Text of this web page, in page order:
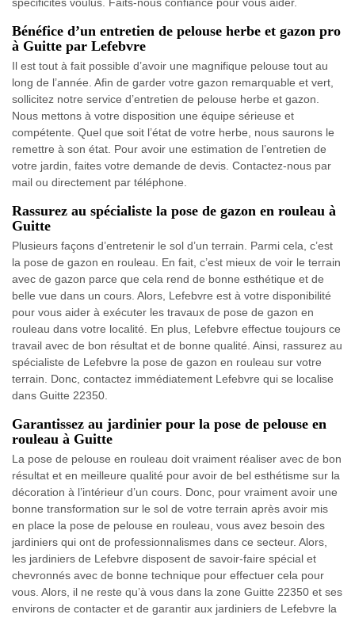
spécificités voulus. Faits-nous confiance pour vous aider.
Bénéfice d’un entretien de pelouse herbe et gazon pro
à Guitte par Lefebvre
Il est tout à fait possible d’avoir une magnifique pelouse tout au
long de l’année. Afin de garder votre gazon remarquable et vert,
sollicitez notre service d’entretien de pelouse herbe et gazon.
Nous mettons à votre disposition une équipe sérieuse et
compétente. Quel que soit l’état de votre herbe, nous saurons le
remettre à son état. Pour avoir une estimation de l’entretien de
votre jardin, faites votre demande de devis. Contactez-nous par
mail ou directement par téléphone.
Rassurez au spécialiste la pose de gazon en rouleau à
Guitte
Plusieurs façons d’entretenir le sol d’un terrain. Parmi cela, c’est
la pose de gazon en rouleau. En fait, c’est mieux de voir le terrain
avec de gazon parce que cela rend de bonne esthétique et de
belle vue dans un cours. Alors, Lefebvre est à votre disponibilité
pour vous aider à exécuter les travaux de pose de gazon en
rouleau dans votre localité. En plus, Lefebvre effectue toujours ce
travail avec de bon résultat et de bonne qualité. Ainsi, rassurez au
spécialiste de Lefebvre la pose de gazon en rouleau sur votre
terrain. Donc, contactez immédiatement Lefebvre qui se localise
dans Guitte 22350.
Garantissez au jardinier pour la pose de pelouse en
rouleau à Guitte
La pose de pelouse en rouleau doit vraiment réaliser avec de bon
résultat et en meilleure qualité pour avoir de bel esthétisme sur la
décoration à l’intérieur d’un cours. Donc, pour vraiment avoir une
bonne transformation sur le sol de votre terrain après avoir mis
en place la pose de pelouse en rouleau, vous avez besoin des
jardiniers qui ont de professionnalismes dans ce secteur. Alors,
les jardiniers de Lefebvre disposent de savoir-faire spécial et
chevronnés avec de bonne technique pour effectuer cela pour
vous. Alors, il ne reste qu’à vous dans la zone Guitte 22350 et ses
environs de contacter et de garantir aux jardiniers de Lefebvre la